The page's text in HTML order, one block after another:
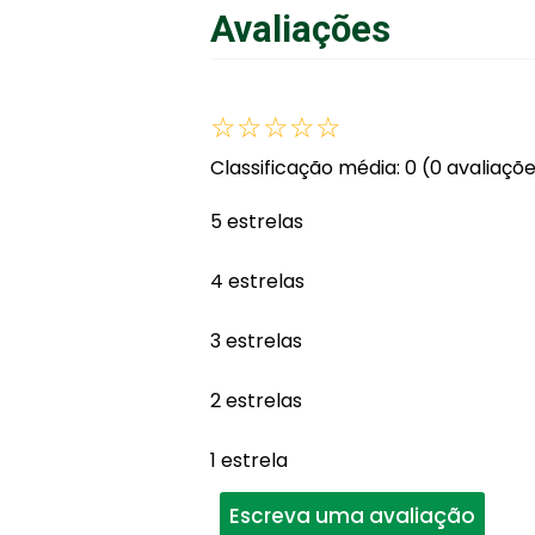
Avaliações
☆☆☆☆☆
Classificação média: 0 (0
5 estrelas
4 estrelas
3 estrelas
2 estrelas
1 estrela
Escreva uma avaliação